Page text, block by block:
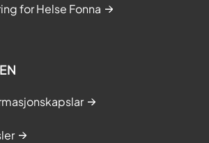
for Helse Fonna